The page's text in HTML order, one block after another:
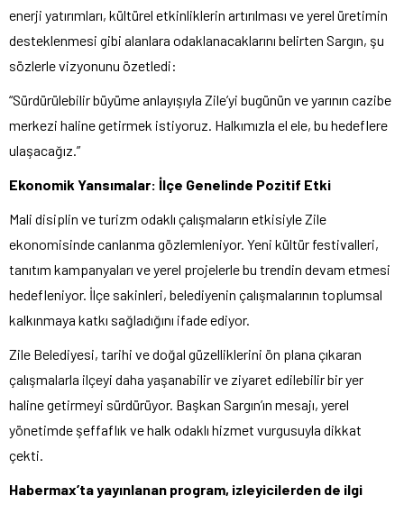
enerji yatırımları, kültürel etkinliklerin artırılması ve yerel üretimin
desteklenmesi gibi alanlara odaklanacaklarını belirten Sargın, şu
sözlerle vizyonunu özetledi:
“Sürdürülebilir büyüme anlayışıyla Zile’yi bugünün ve yarının cazibe
merkezi haline getirmek istiyoruz. Halkımızla el ele, bu hedeflere
ulaşacağız.”
Ekonomik Yansımalar: İlçe Genelinde Pozitif Etki
Mali disiplin ve turizm odaklı çalışmaların etkisiyle Zile
ekonomisinde canlanma gözlemleniyor. Yeni kültür festivalleri,
tanıtım kampanyaları ve yerel projelerle bu trendin devam etmesi
hedefleniyor. İlçe sakinleri, belediyenin çalışmalarının toplumsal
kalkınmaya katkı sağladığını ifade ediyor.
Zile Belediyesi, tarihi ve doğal güzelliklerini ön plana çıkaran
çalışmalarla ilçeyi daha yaşanabilir ve ziyaret edilebilir bir yer
haline getirmeyi sürdürüyor. Başkan Sargın’ın mesajı, yerel
yönetimde şeffaflık ve halk odaklı hizmet vurgusuyla dikkat
çekti.
Habermax’ta yayınlanan program, izleyicilerden de ilgi